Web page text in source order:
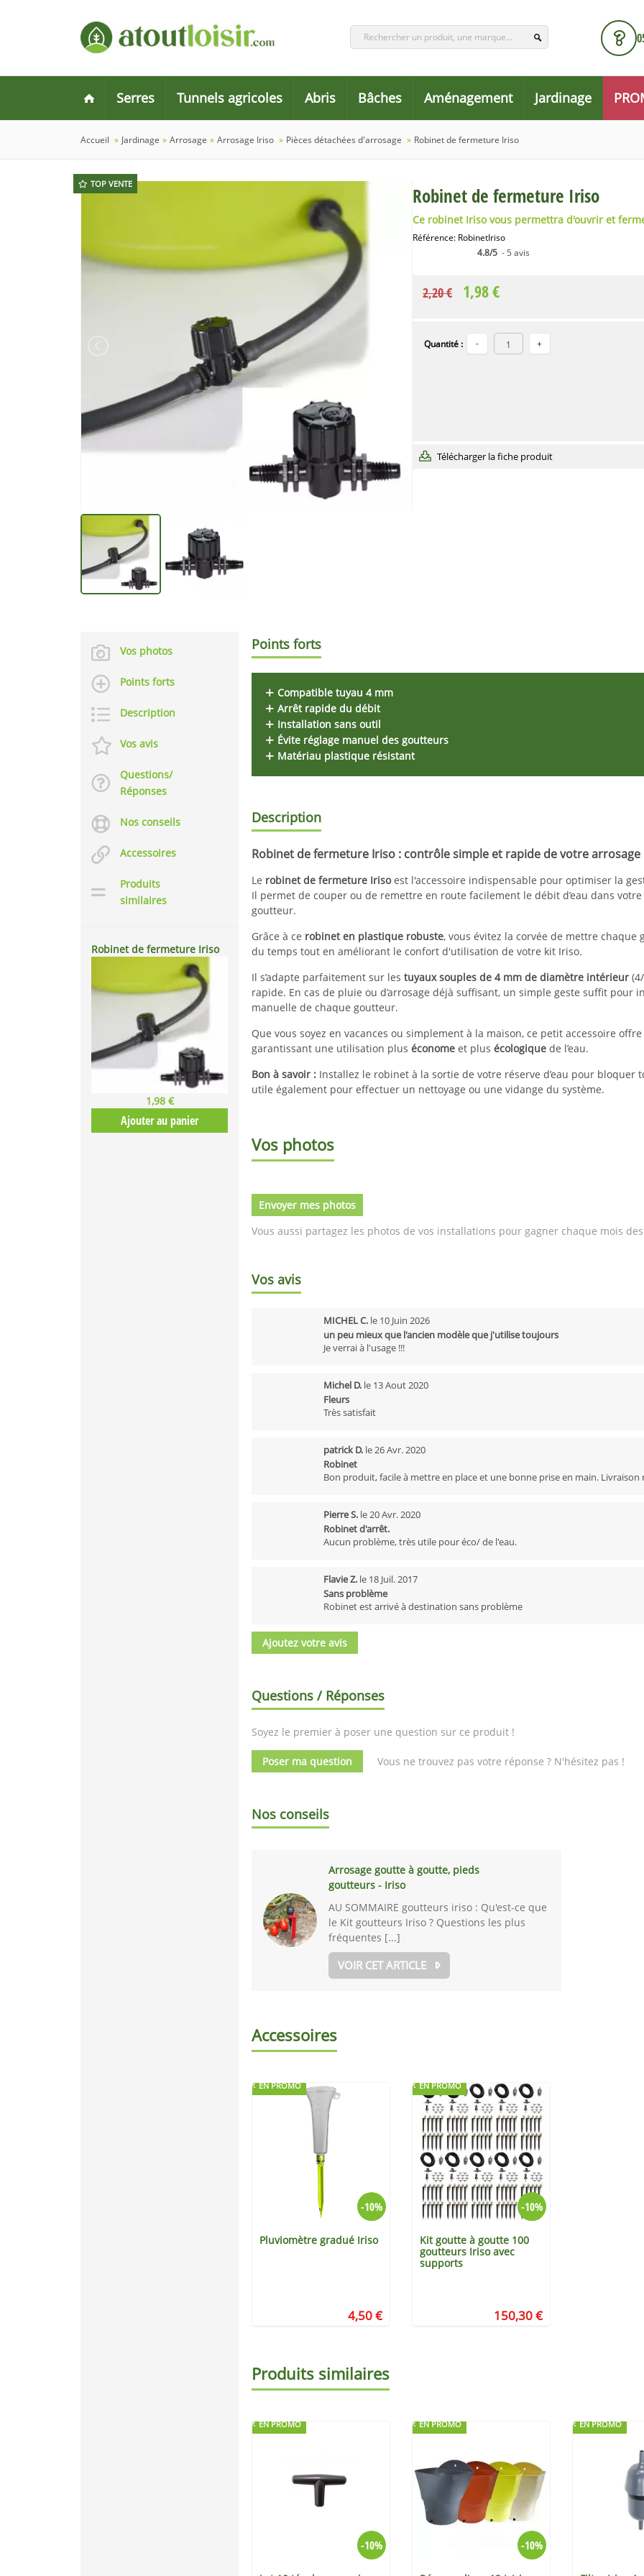
Serres Tunnels agricoles Abris Bâches Aménagement Jardinage
Accueil » Jardinage » Arrosage » Arrosage Iriso » Pièces détachées d'arrosage » Robinet de fermeture Iriso
TOP VENTE Robinet de fermeture Iriso
Ce robinet Iriso vous permettra d'ouvrir et
Référence: RobinetIriso
4.8/5 - 5 avis
2,20 € 1,98 €
Quantité :
Télécharger la fiche produit
Vos photos
Points forts
Description
Vos avis
Questions/
Réponses
Nos conseils
Accessoires
Produits
similaires
Robinet de fermeture Iriso
1,98 €
Ajouter au panier
Points forts
Compatible tuyau 4 mm
Arrêt rapide du débit
Installation sans outil
Évite réglage manuel des goutteurs
Matériau plastique résistant
Description
Robinet de fermeture Iriso : contrôle simple et rapide de votre arrosage
Le robinet de fermeture Irisoest l'accessoire indispensable pour optimiser la
Il permet de couper ou de remettre en route facilement le débit d’eau dans
goutteur.
Grâce à ce robinet en plastique robuste, vous évitez la corvée de mettre
du temps tout en améliorant le confort d'utilisation de votre kit Iriso.
Il s’adapte parfaitement sur les tuyaux souples de 4 mm de diamètre intérieur
rapide. En cas de pluie ou d’arrosage déjà suffisant, un simple geste suffit
manuelle de chaque goutteur.
Que vous soyez en vacances ou simplement à la maison, ce petit accessoire
garantissant une utilisation plus économe et plus écologique de l’eau.
Bon à savoir : Installez le robinet à la sortie de votre réserve d’eau pour bloquer
utile également pour effectuer un nettoyage ou une vidange du système.
Vos photos
Envoyer mes photos
Vous aussi partagez les photos de vos installations pour gagner chaque mois
Vos avis
MICHEL C. le 10 Juin 2026
un peu mieux que l'ancien modèle que j'utilise toujours
Je verrai à l'usage !!!
Michel D. le 13 Aout 2020
Fleurs
Très satisfait
patrick D. le26 Avr. 2020
Robinet
Bon produit, facile à mettre en place et une bonne prise en main. Livraison
Pierre S. le20 Avr. 2020
Robinet d'arrêt.
Aucun problème, très utile pour éco/ de l'eau.
Flavie Z. le 18 Juil. 2017
Sans problème
Robinet est arrivé à destination sans problème
Ajoutez votre avis
Questions / Réponses
Soyez le premier à poser une question sur ce produit !
Poser ma question Vous ne trouvez pas votre réponse ? N'hésitez pas !
Nos conseils
Arrosage goutte à goutte, pieds
goutteurs - Iriso
AU SOMMAIRE goutteurs iriso : Qu'est-ce que
le Kit goutteurs Iriso ? Questions les plus
fréquentes [...]
VOIR CET ARTICLE
Accessoires
-10%
EN PROMO
Pluviomètre gradué Iriso
4,50 €
-10%
EN PROMO
Kit goutte à goutte 100
goutteurs Iriso avec
supports
150,30 €
Produits similaires
-10%
EN PROMO
-10%
EN PROMO EN PROMO